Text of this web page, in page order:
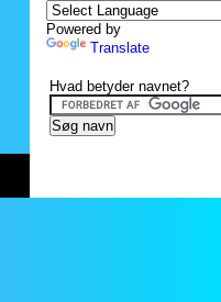
Powered by
Translate
Hvad betyder navnet?